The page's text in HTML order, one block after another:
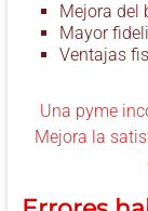
Mejora del
Mayor
Ventajas
Una pyme
Mejora la